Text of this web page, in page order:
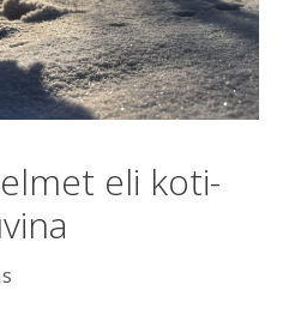
eli koti-